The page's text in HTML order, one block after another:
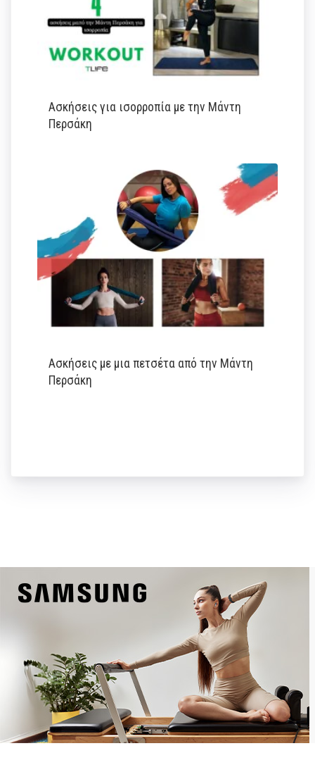
Ασκήσεις για ισορροπία με την Μάντη
Περσάκη
Ασκήσεις με μια πετσέτα από την Μάντη
Περσάκη